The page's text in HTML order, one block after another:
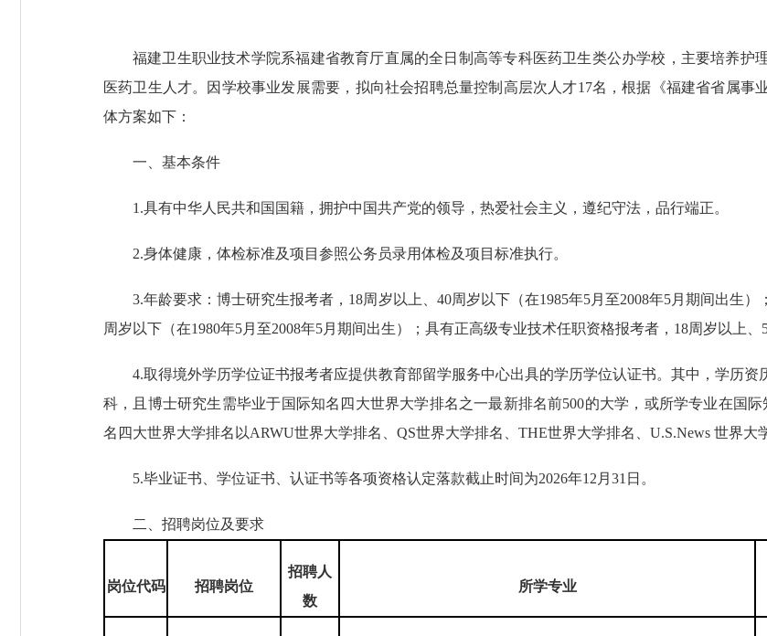
福建卫生职业技术学院系福建省教育厅直属的全日制高等专科医药卫生类公办学校，主要培养护
医药卫生人才。因学校事业发展需要，拟向社会招聘总量控制高层次人才17名，根据《福建省省属
体方案如下：
一、基本条件
1.具有中华人民共和国国籍，拥护中国共产党的领导，热爱社会主义，遵纪守法，品行端正。
2.身体健康，体检标准及项目参照公务员录用体检及项目标准执行。
3.年龄要求：博士研究生报考者，18周岁以上、40周岁以下（在1985年5月至2008年5月期间出生
周岁以下（在1980年5月至2008年5月期间出生）；具有正高级专业技术任职资格报考者，18周岁以上、
4.取得境外学历学位证书报考者应提供教育部留学服务中心出具的学历学位认证书。其中，学历
科，且博士研究生需毕业于国际知名四大世界大学排名之一最新排名前500的大学，或所学专业在国
名四大世界大学排名以ARWU世界大学排名、QS世界大学排名、THE世界大学排名、U.S.News 世界大
5.毕业证书、学位证书、认证书等各项资格认定落款截止时间为2026年12月31日。
二、招聘岗位及要求
岗位代码 招聘岗位
招聘人
数
所学专业